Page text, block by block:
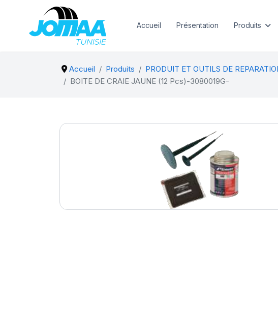
Accueil Présentation Produits
Accueil Produits PRODUIT ET OUTILS DE
BOITE DE CRAIE JAUNE (12 Pcs)-3080019G-